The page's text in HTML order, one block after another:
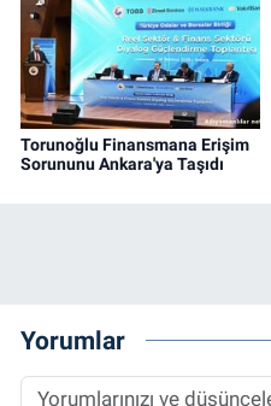
Torunoğlu Finansmana Erişim
Sorununu Ankara'ya Taşıdı
Yorumlar